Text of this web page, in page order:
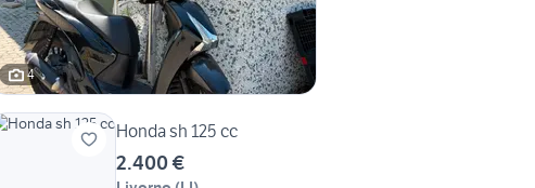
4
Honda sh 125 cc
2.400 €